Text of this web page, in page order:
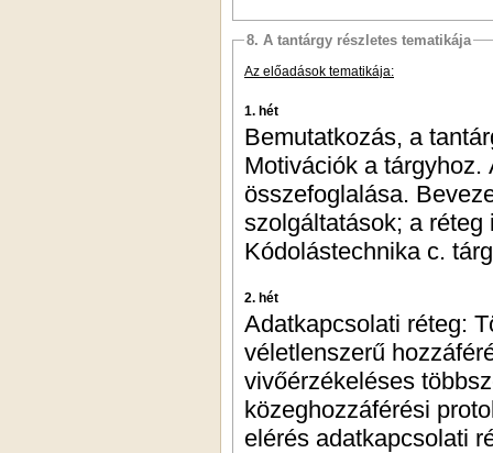
8. A tantárgy részletes tematikája
Az előadások tematikája:
1. hét
Bemutatkozás, a
Motivációk a
összefoglalása.
szolgáltatások; a
Kódolástechnika c.
2. hét
Adatkapcsolati réteg:
véletlenszerű
vivőérzékeléses
közeghozzáférési
elérés adatkapcsolati